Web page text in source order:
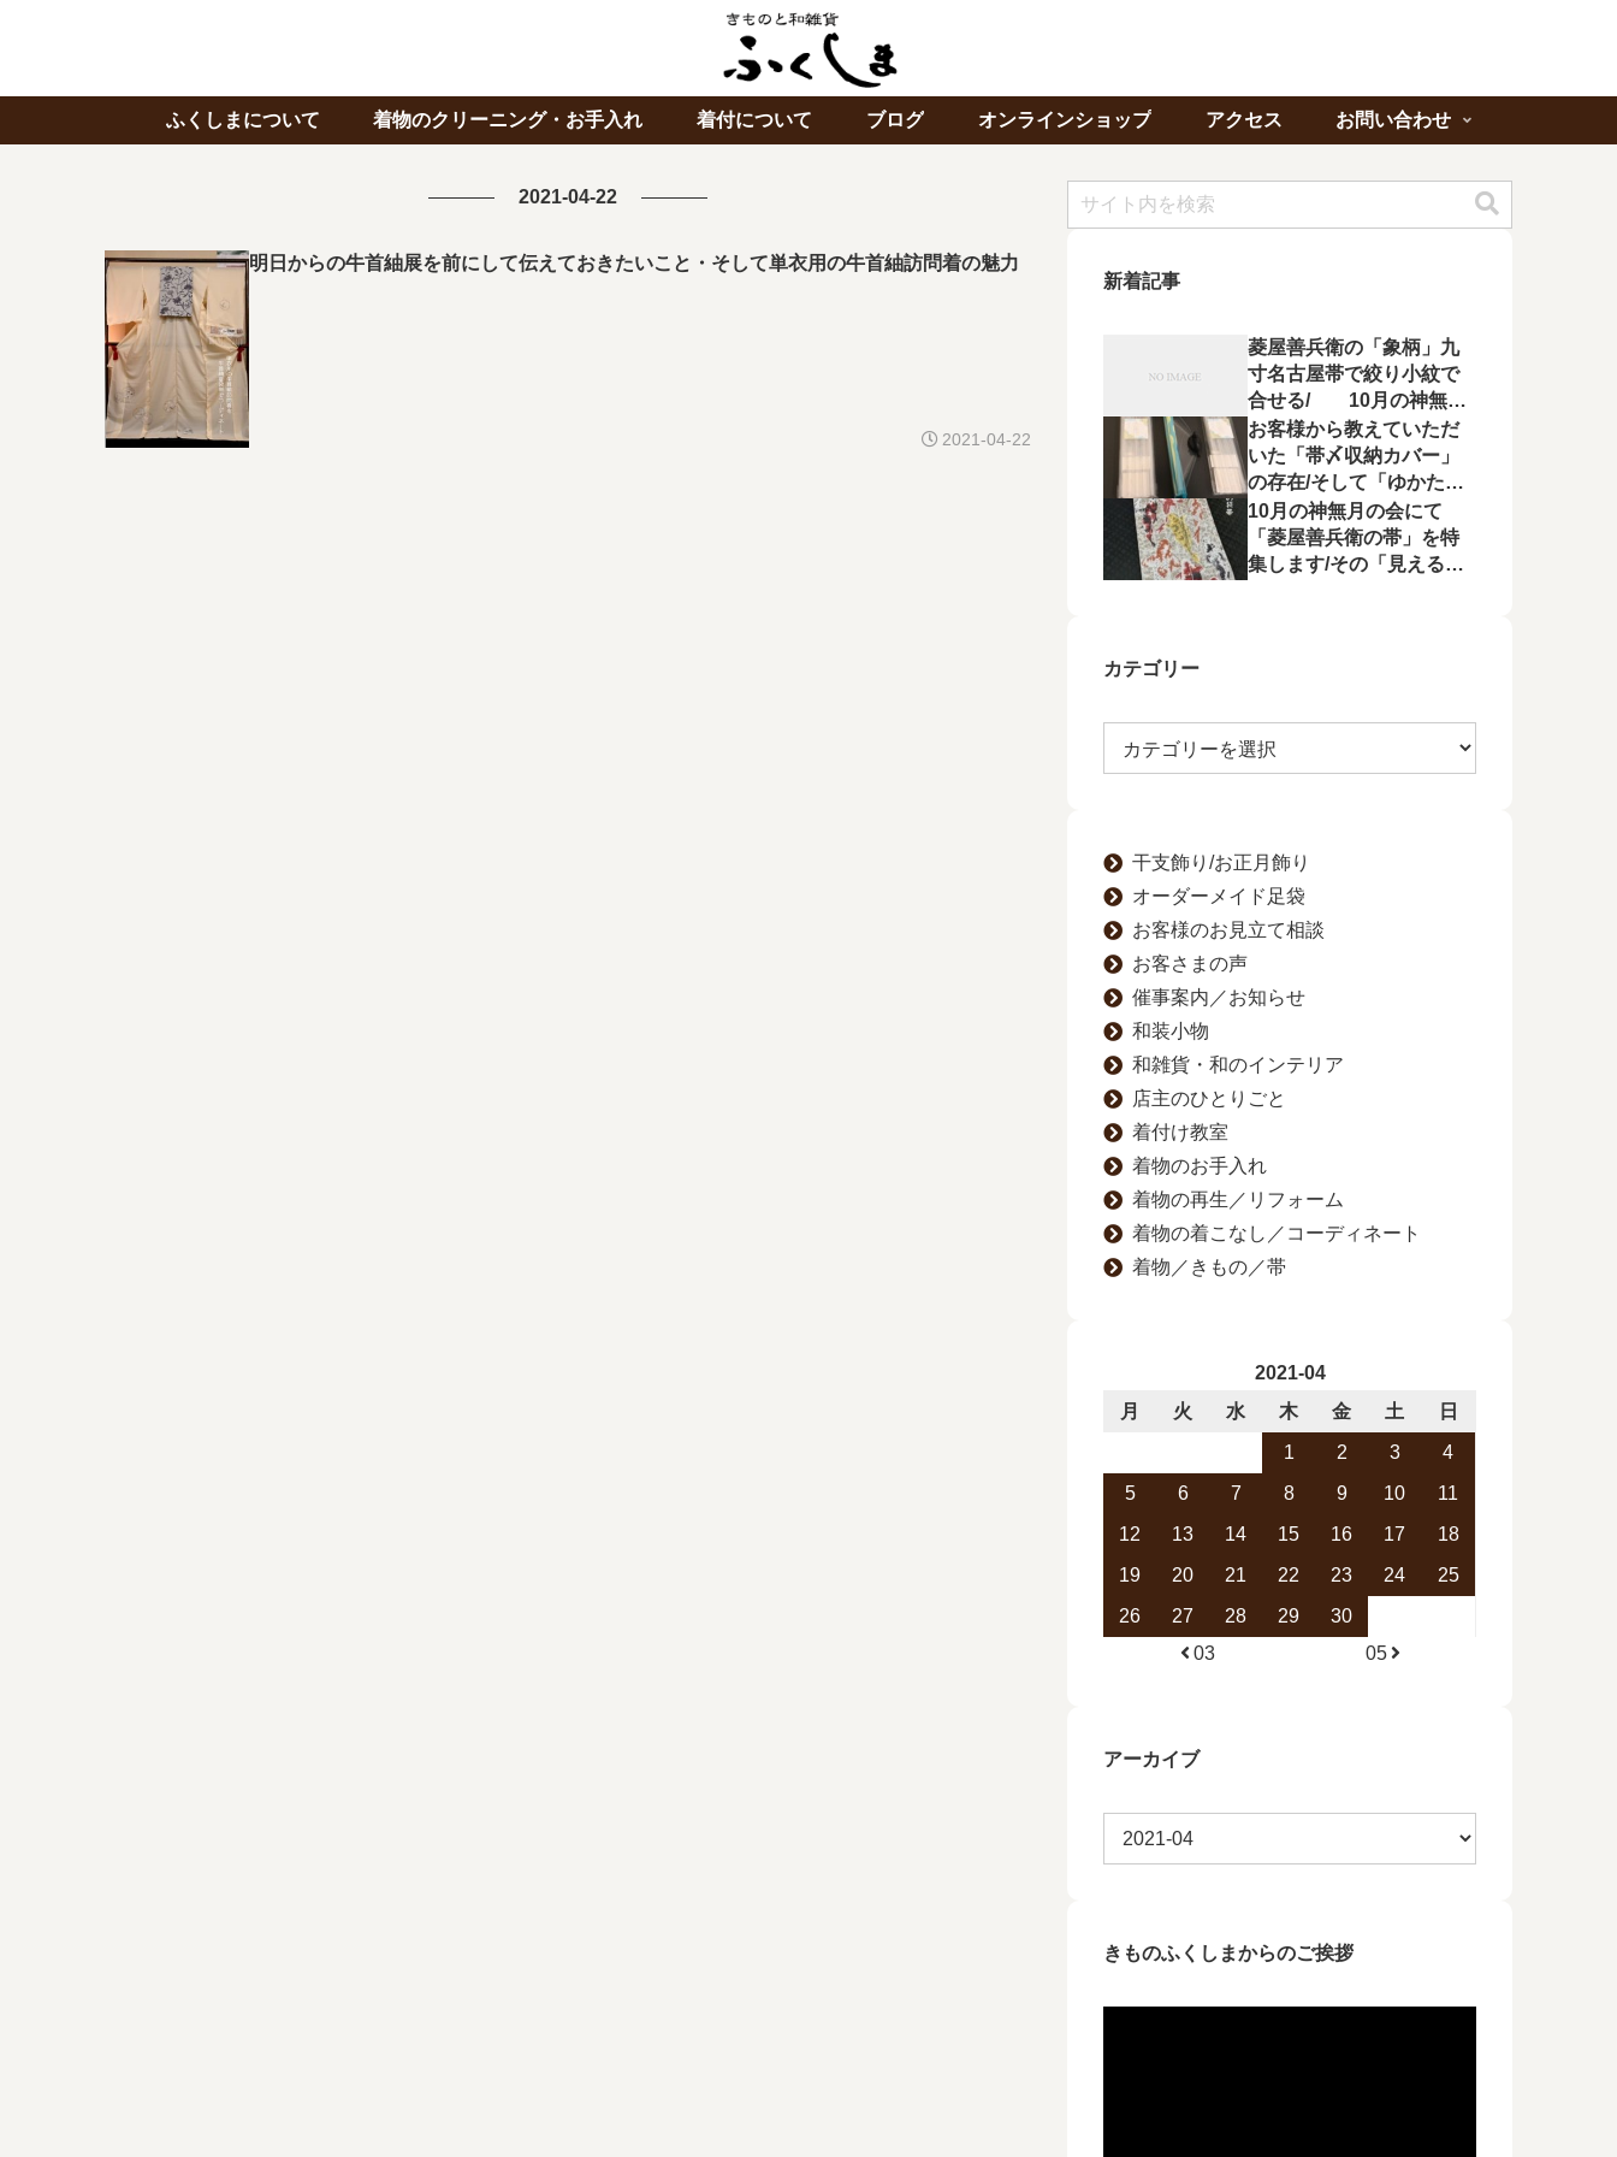
ふくしまについて 着物のクリーニング・お手入れ 着付について ブログ オンラインショップ アクセス お問い合わせ
2021-04-22
明日からの牛首紬展を前にして伝えておきたいこと・そして単衣用の牛首紬訪問着の魅力
2021-04-22
新着記事
菱屋善兵衛の「象柄」九
寸名古屋帯で絞り小紋で
合せる/ 10月の神無月
の会にて菱屋善兵衛の帯
を特集！
お客様から教えていただ
いた「帯〆収納カバー」
の存在/そして「ゆかたの
夕べ」へのお誘い
10月の神無月の会にて
「菱屋善兵衛の帯」を特
集します/その「見える
カテゴリー
干支飾り/お正月飾り
オーダーメイド足袋
お客様のお見立て相談
お客さまの声
催事案内／お知らせ
和装小物
和雑貨・和のインテリア
店主のひとりごと
着付け教室
着物のお手入れ
着物の再生／リフォーム
着物の着こなし／コーディネート
着物／きもの／帯
2021-04
月
火 水 木 金 土
日
1
2 3
4
5
6 7 8 9 10
11
12
13 14 15 16 17
18
19
20 21 22 23 24
25
26
27 28 29
30
03
05
アーカイブ
きものふくしまからのご挨拶